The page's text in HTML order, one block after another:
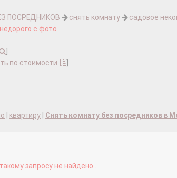
ПОСРЕДНИКОВ снять комнату
садовое
с фото
по стоимости
квартиру Снять комнату без посредников в
запросу не найдено...